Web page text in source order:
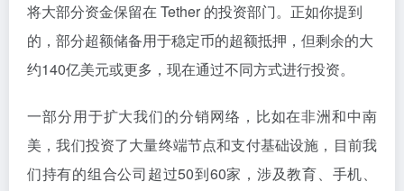
将大部分资金保留在 Tether 的投资部门。正如你提到
的，部分超额储备用于稳定币的超额抵押，但剩余的大
约140亿美元或更多，现在通过不同方式进行投资。
一部分用于扩大我们的分销网络，比如在非洲和中南
美，我们投资了大量终端节点和支付基础设施，目前我
们持有的组合公司超过50到60家，涉及教育、手机、